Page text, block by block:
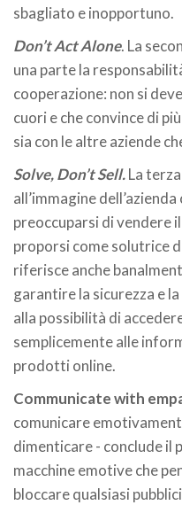
sbagliato e inopportuno.
Don’t Act Alone. La
una parte la
cooperazione: non si
cuori e che convince di
sia con le altre aziende
Solve, Don’t Sell.La
all’immagine
preoccuparsi di vendere
proporsi come solutrice
riferisce anche
garantire la sicurezza e
alla possibilità di
semplicemente alle
prodotti online.
Communicate with
comunicare
dimenticare - conclude il
macchine emotive che
bloccare qualsiasi